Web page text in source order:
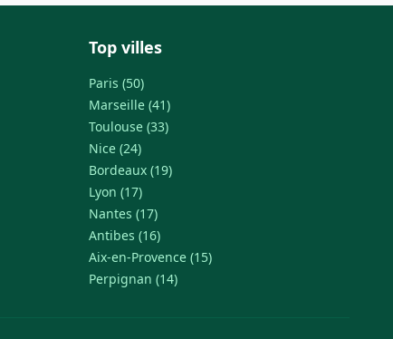
Top villes
Paris (50)
Marseille (41)
Toulouse (33)
Nice (24)
Bordeaux (19)
Lyon (17)
Nantes (17)
Antibes (16)
Aix-en-Provence (15)
Perpignan (14)